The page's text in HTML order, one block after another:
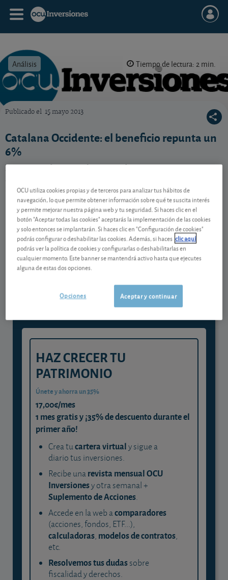
Análisis Tiempo de lectura: 2 min.
Publicado el 15 mayo 2013
Catalana Occidente: el beneficio repunta un
6%
La aseguradora Catalana Occidente presenta unos
nuestras previsiones. ¿Cómo se lo toma la cotización?
Contenido reservado a SOCIOS
Gestiona tu dinero con visión
experta
y consigue que cada euro trabaje
para ti
HAZ CRECER TU
PATRIMONIO
Únete y ahorra un 35%
17,00€/mes
1 mes gratis y ¡35% de descuento durante el
primer año!
Crea tucartera virtualy sigue a
diario tus inversiones.
Recibe unarevista mensual OCU
Inversionesy otra semanal +
Suplemento de Acciones.
Accede en la web acomparadores
(acciones, fondos, ETF...),
calculadoras, modelos de contratos,
etc.
Resolvemos tus dudassobre
fiscalidad y derechos.
OCU utiliza cookies propias y de terceros para analizar tus hábitos de
navegación, lo que permite obtener información sobre qué te suscita interés
y permite mejorar nuestra página web y tu seguridad. Si haces clic en el
botón "Aceptar todas las cookies" aceptarás la implementación de las cookies
y solo entonces se implantarán. Si haces clic en "Configuración de cookies"
podrás configurar o deshabilitar las cookies. Además, si haces clic aquí
podrás ver la política de cookies y configurarlas o deshabilitarlas en
cualquier momento. Este banner se mantendrá activo hasta que ejecutes
alguna de estas dos opciones.
Aceptar y continuar
Opciones